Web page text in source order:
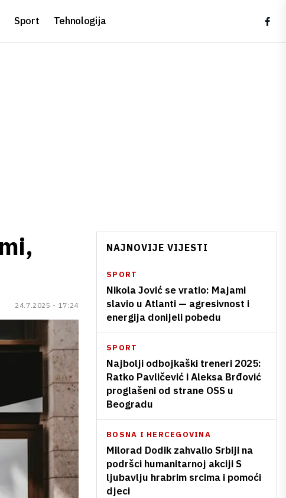
Sport Tehnologija
24.7.2025 - 17:24
NAJNOVIJE VIJESTI
SPORT
Nikola Jović se vratio: Majami
slavio u Atlanti — agresivnost i
energija donijeli pobedu
SPORT
Najbolji odbojkaški treneri 2025:
Ratko Pavličević i Aleksa Brđović
proglašeni od strane OSS u
Beogradu
BOSNA I HERCEGOVINA
Milorad Dodik zahvalio Srbiji na
podršci humanitarnoj akciji S
ljubavlju hrabrim srcima i pomoći
djeci